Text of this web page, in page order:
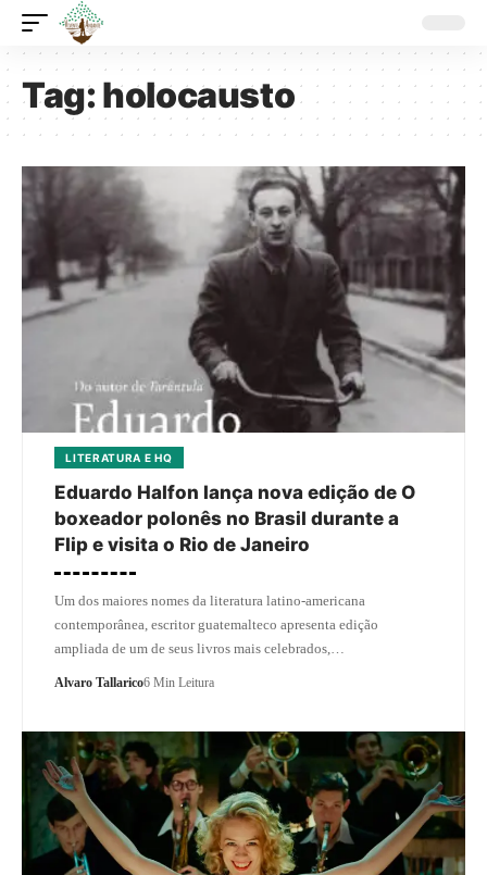
Tag:holocausto
LITERATURA E HQ
Eduardo Halfon lança nova edição de O
boxeador polonês no Brasil durante a
Flip e visita o Rio de Janeiro
Um dos maiores nomes da literatura latino-americana
contemporânea, escritor guatemalteco apresenta edição
ampliada de um de seus livros mais celebrados,…
Alvaro Tallarico6 Min Leitura